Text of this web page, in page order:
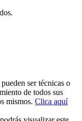
ser técnicas o
de todos sus
mismos. Clica aquí